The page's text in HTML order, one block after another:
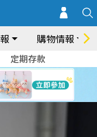
購物情報
定期存款